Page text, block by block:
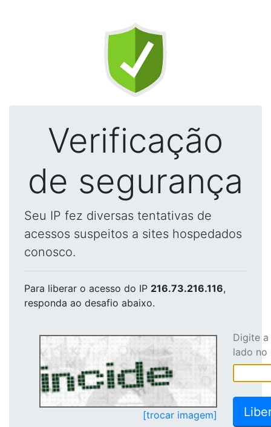
Verificação
de segurança
Seu IP fez diversas tentativas de
acessos suspeitos a sites hospedados
conosco.
Para liberar o acesso do IP 216.73.216.116,
responda ao desafio abaixo.
[trocar imagem]
Digite
lado no